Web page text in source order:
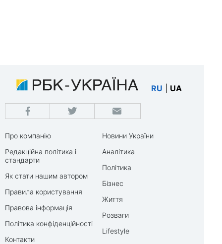
RU UA
Про компанію
Редакційна політика і
стандарти
Як стати нашим автором
Правила користування
Правова інформація
Політика конфіденційності
Контакти
Новини України
Аналітика
Політика
Бізнес
Життя
Розваги
Lifestyle